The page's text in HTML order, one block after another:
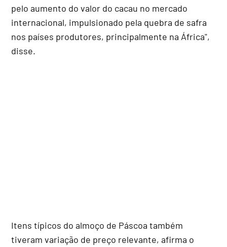
pelo aumento do valor do cacau no mercado
internacional, impulsionado pela quebra de safra
nos países produtores, principalmente na África",
disse.
Itens típicos do almoço de Páscoa também
tiveram variação de preço relevante, afirma o